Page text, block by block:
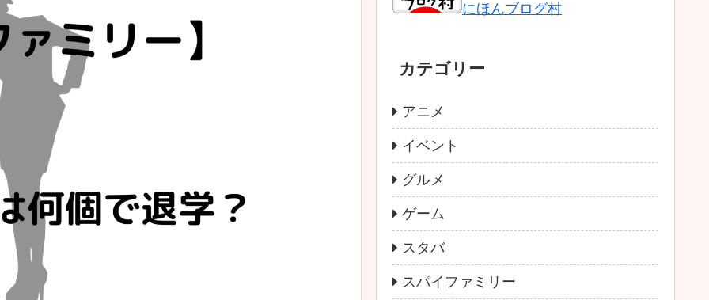
にほんブログ村
カテゴリー
アニメ
イベント
グルメ
ゲーム
スタバ
スパイファミリー